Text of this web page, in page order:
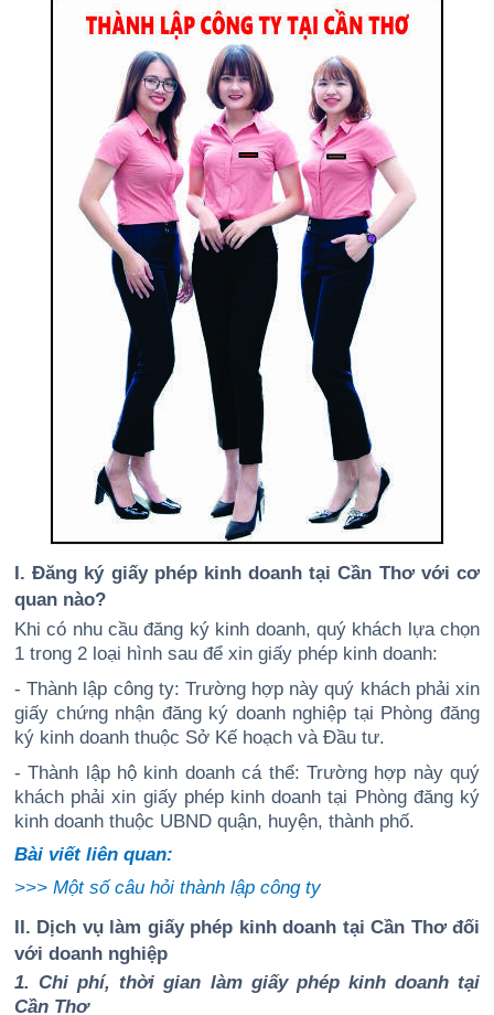
I. Đăng ký giấy phép kinh doanh tại Cần Thơ với cơ
quan nào?
Khi có nhu cầu đăng ký kinh doanh, quý khách lựa chọn
1 trong 2 loại hình sau để xin giấy phép kinh doanh:
- Thành lập công ty: Trường hợp này quý khách phải xin
giấy chứng nhận đăng ký doanh nghiệp tại Phòng đăng
ký kinh doanh thuộc Sở Kế hoạch và Đầu tư.
- Thành lập hộ kinh doanh cá thể: Trường hợp này quý
khách phải xin giấy phép kinh doanh tại Phòng đăng ký
kinh doanh thuộc UBND quận, huyện, thành phố.
Bài viết liên quan:
>>> Một số câu hỏi thành lập công ty
II. Dịch vụ làm giấy phép kinh doanh tại Cần Thơ đối
với doanh nghiệp
1. Chi phí, thời gian làm giấy phép kinh doanh tại
Cần Thơ